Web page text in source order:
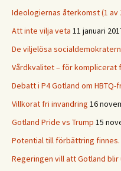
Ideologiernas återkomst (1 av
Att inte vilja veta 11 januari
De viljelösa
Vårdkvalitet – för komplicerat
Debatt i P4 Gotland om HBTQ-
Villkorat fri invandring 16
Gotland Pride vs Trump 15
Potential till förbättring
Regeringen vill att Gotland blir